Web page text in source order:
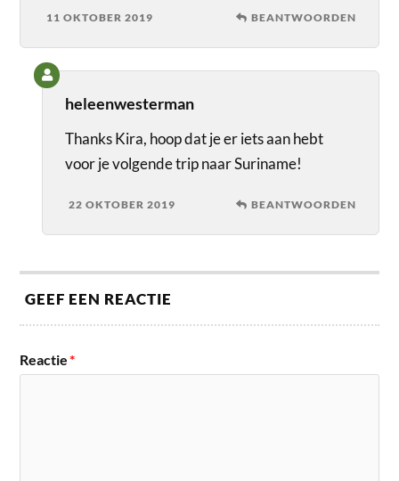
11 OKTOBER 2019 BEANTWOORDEN
heleenwesterman
Thanks Kira, hoop dat je er iets aan hebt
voor je volgende trip naar Suriname!
22 OKTOBER 2019 BEANTWOORDEN
GEEF EEN REACTIE
Reactie*